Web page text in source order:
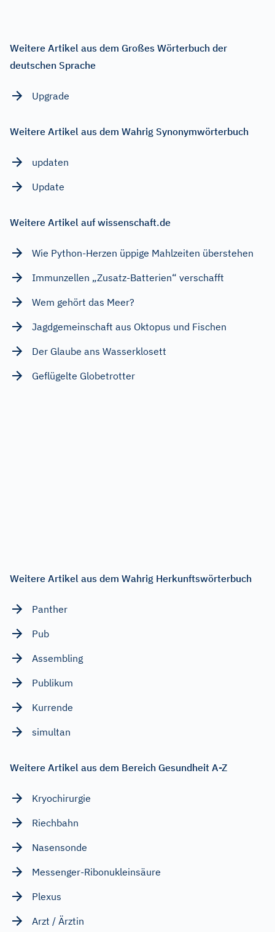
Weitere Artikel aus dem Großes Wörterbuch der
deutschen Sprache
Upgrade
Weitere Artikel aus dem Wahrig Synonymwörterbuch
updaten
Update
Weitere Artikel auf wissenschaft.de
Wie Python-Herzen üppige Mahlzeiten überstehen
Immunzellen „Zusatz-Batterien“ verschafft
Wem gehört das Meer?
Jagdgemeinschaft aus Oktopus und Fischen
Der Glaube ans Wasserklosett
Geflügelte Globetrotter
Weitere Artikel aus dem Wahrig Herkunftswörterbuch
Panther
Pub
Assembling
Publikum
Kurrende
simultan
Weitere Artikel aus dem Bereich Gesundheit A-Z
Kryochirurgie
Riechbahn
Nasensonde
Messenger-Ribonukleinsäure
Plexus
Arzt / Ärztin